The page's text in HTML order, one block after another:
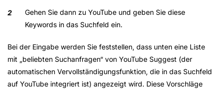
Gehen Sie dann zu YouTube und geben Sie diese
Keywords in das Suchfeld ein.
Bei der Eingabe werden Sie feststellen, dass unten eine Liste
mit „beliebten Suchanfragen“ von YouTube Suggest (der
automatischen Vervollständigungsfunktion, die in das Suchfeld
auf YouTube integriert ist) angezeigt wird. Diese Vorschläge